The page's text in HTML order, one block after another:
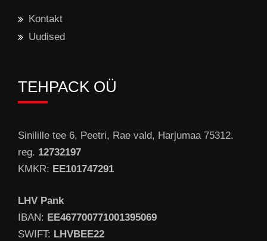
Kontakt
Uudised
TEHPACK OÜ
Sinilille tee 6, Peetri, Rae vald, Harjumaa 75312.
reg. 12732197
KMKR: EE101747291
LHV Pank
IBAN: EE467700771001395069
SWIFT: LHVBEE22